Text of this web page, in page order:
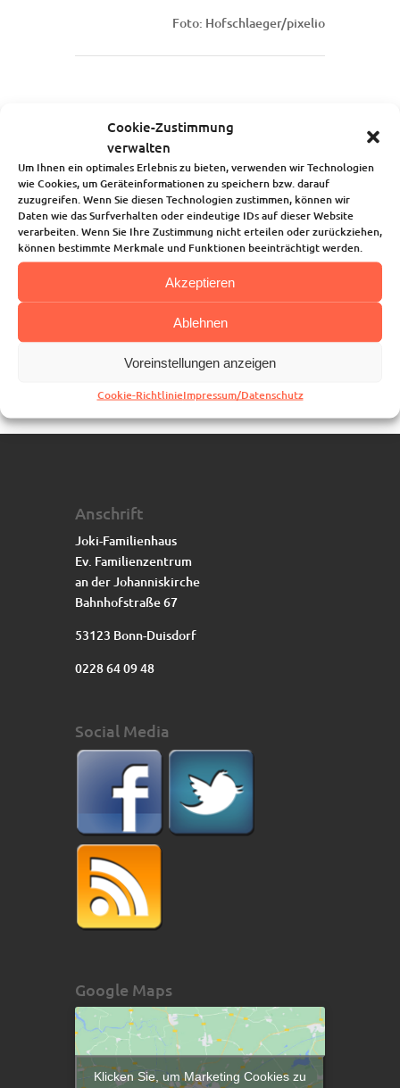
Cookie-Zustimmung
verwalten
Um Ihnen ein optimales Erlebnis zu bieten, verwenden wir Technologien
wie Cookies, um Geräteinformationen zu speichern bzw. darauf
zuzugreifen. Wenn Sie diesen Technologien zustimmen, können wir
Daten wie das Surfverhalten oder eindeutige IDs auf dieser Website
verarbeiten. Wenn Sie Ihre Zustimmung nicht erteilen oder zurückziehen,
können bestimmte Merkmale und Funktionen beeinträchtigt werden.
Akzeptieren
Ablehnen
Voreinstellungen anzeigen
Cookie-RichtlinieImpressum/Datenschutz
Foto: Hofschlaeger/pixelio
Über uns
Unsere Angebote
Die Kindertagesstätte
Blog
Kalender
Kontakt
Anschrift
Joki-Familienhaus
Ev. Familienzentrum
an der Johanniskirche
Bahnhofstraße 67
53123 Bonn-Duisdorf
0228 64 09 48
Social Media
Google Maps
Klicken Sie, um Marketing Cookies zu